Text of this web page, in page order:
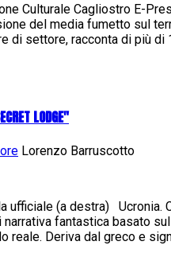
Culturale Cagliostro E-
del media fumetto sul
di settore, racconta di più
LODGE"
Lorenzo Barruscotto
ufficiale (a destra) Ucronia.
fantastica basato
reale. Deriva dal greco e